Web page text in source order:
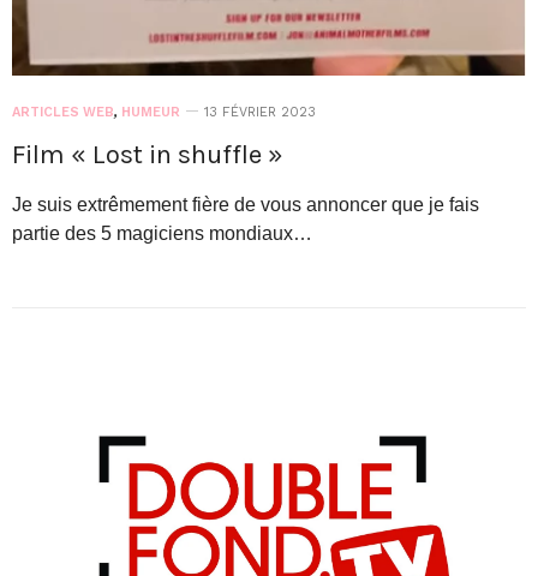
ARTICLES WEB, HUMEUR 13 FÉVRIER 2023
Film « Lost in shuffle »
Je suis extrêmement fière de vous annoncer que je fais
partie des 5 magiciens mondiaux…